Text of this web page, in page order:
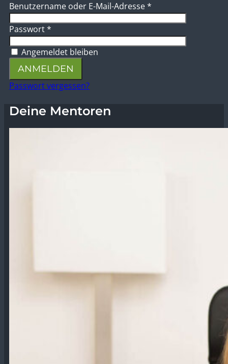
Benutzername oder E-Mail-Adresse*
Passwort*
Angemeldet bleiben
ANMELDEN
Passwort vergessen?
Deine Mentoren